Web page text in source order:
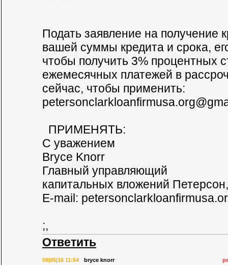
Подать заявление на получение
вашей суммы кредита и срока,
чтобы получить 3% процентных
ежемесячных платежей в
сейчас, чтобы применить:
ПРИМЕНЯТЬ:
С уважением
Bryce Knorr
Главный управляющий
капитальных вложений
E-mail:
;,
Ответить
09|05|16 11:54 bryce knorr